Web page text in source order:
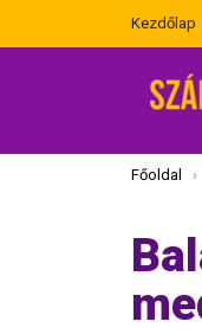
Kezdőlap
Itt vagy
Főoldal